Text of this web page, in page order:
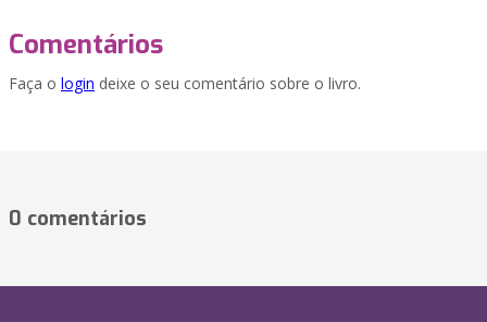
Comentários
Faça o login deixe o seu comentário sobre o livro.
0 comentários